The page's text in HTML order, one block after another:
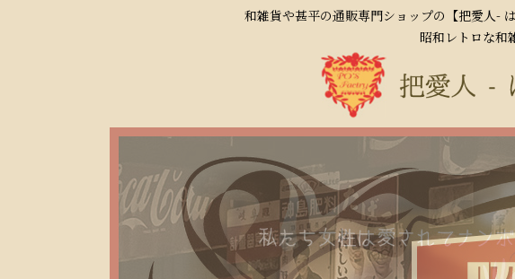
和雑貨や甚平の通販専門ショップの【把愛人-
昭和レトロな和